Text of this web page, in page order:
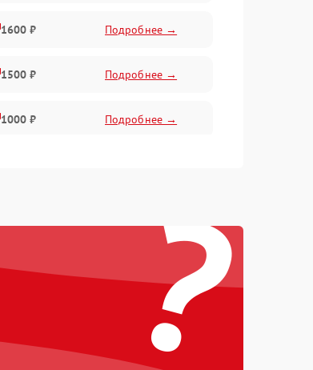
1600 ₽ Подробнее →
1500 ₽ Подробнее →
1000 ₽ Подробнее →
1000 ₽
Подробнее →
?